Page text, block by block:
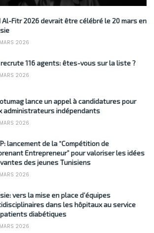
Al-Fitr 2026 devrait être célébré le 20 mars en
2026
recrute 116 agents: êtes-vous sur la liste ?
2026
lance un appel à candidatures pour
administrateurs indépendants
2026
lancement de la “Compétition de
Entrepreneur” pour valoriser les idées
des jeunes Tunisiens
2026
vers la mise en place d’équipes
dans les hôpitaux au service
diabétiques
2026